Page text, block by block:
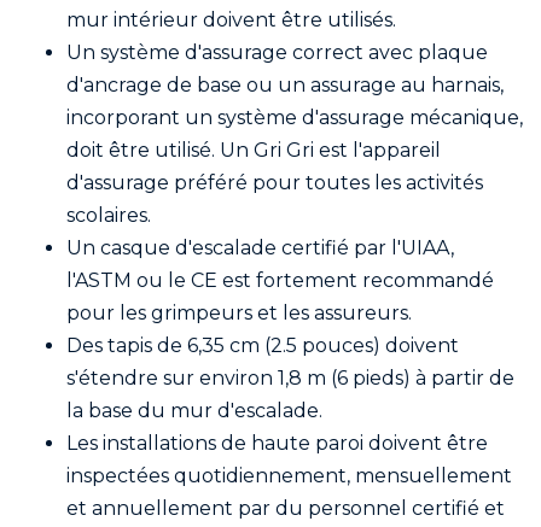
mur intérieur doivent être utilisés.
Un système d'assurage correct avec plaque
d'ancrage de base ou un assurage au harnais,
incorporant un système d'assurage mécanique,
doit être utilisé. Un Gri Gri est l'appareil
d'assurage préféré pour toutes les activités
scolaires.
Un casque d'escalade certifié par l'UIAA,
l'ASTM ou le CE est fortement recommandé
pour les grimpeurs et les assureurs.
Des tapis de 6,35 cm (2.5 pouces) doivent
s'étendre sur environ 1,8 m (6 pieds) à partir de
la base du mur d'escalade.
Les installations de haute paroi doivent être
inspectées quotidiennement, mensuellement
et annuellement par du personnel certifié et